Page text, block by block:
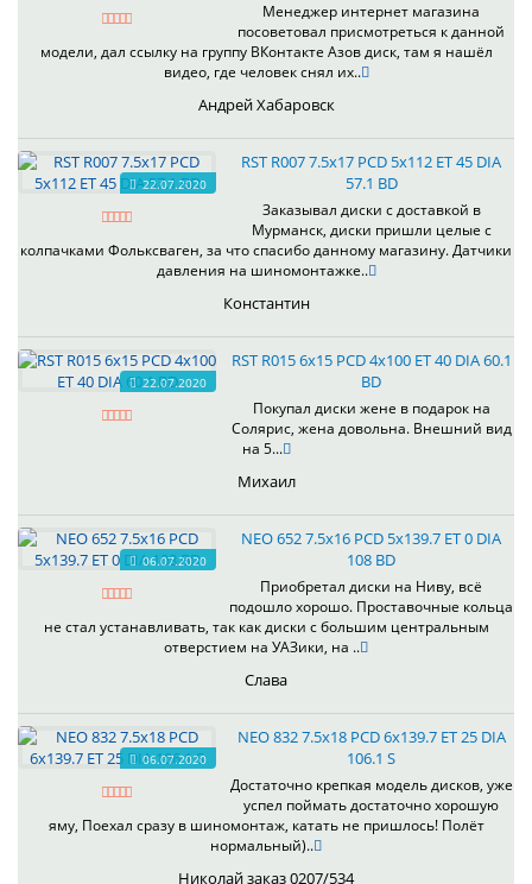
Менеджер интернет магазина
посоветовал присмотреться к данной
модели, дал ссылку на группу ВКонтакте Азов диск, там я нашёл
видео, где человек снял их..
Андрей Хабаровск
22.07.2020
RST R007 7.5x17 PCD 5x112 ET 45 DIA
57.1 BD
Заказывал диски с доставкой в
Мурманск, диски пришли целые с
колпачками Фольксваген, за что спасибо данному магазину. Датчики
давления на шиномонтажке..
Константин
22.07.2020
RST R015 6x15 PCD 4x100 ET 40 DIA 60.1
BD
Покупал диски жене в подарок на
Солярис, жена довольна. Внешний вид
на 5...
Михаил
06.07.2020
NEO 652 7.5x16 PCD 5x139.7 ET 0 DIA
108 BD
Приобретал диски на Ниву, всё
подошло хорошо. Проставочные кольца
не стал устанавливать, так как диски с большим центральным
отверстием на УАЗики, на ..
Слава
06.07.2020
NEO 832 7.5x18 PCD 6x139.7 ET 25 DIA
106.1 S
Достаточно крепкая модель дисков, уже
успел поймать достаточно хорошую
яму, Поехал сразу в шиномонтаж, катать не пришлось! Полёт
нормальный)..
Николай заказ 0207/534